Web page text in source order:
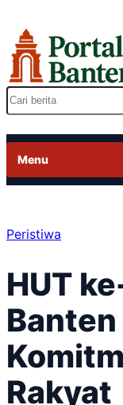
ke
konten
Cari
Menu
Peristiwa
HUT
Rakyat